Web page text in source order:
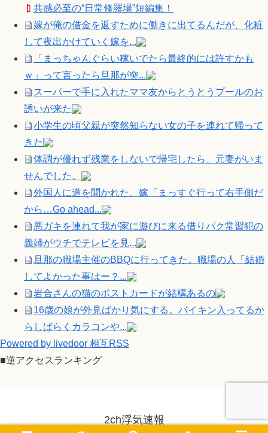
共感必至の“日常修羅場”短編集！
嫁が俺の借金を返すために働きに出てるんだが、化粧
して夜出かけていく嫁を...
「まっちゃんぐらい稼いでたら最終的には許すかも
ｗ」って言ったら旦那が突...
スーパーで手に入れたママ友からとうとうプールのお
誘いが来た
小学生の頃父親が突然知らない女の子を連れて帰って
きた
体調が優れず残業をしないで帰宅したら、元妻がいま
せんでした。
外国人に道を聞かれた。嫁「まっすぐ行って右手側だ
から…Go ahead...
悪ガキを連れて我が家に遊びに来る借りパク常習犯の
義姉がウチでテレビを見...
旦那の職場主催のBBQに行ってきた。職場の人「結婚
してよかった事はー？...
岩合さんの猫のポストカードが結構あるの
16歳の娘が外見ばかり気にする。バイキン入ってるか
らしばらくカラコンや...
Powered by livedoor 相互RSS
■逆アクセスランキング
2ch浮気速報